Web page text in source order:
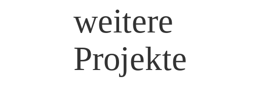
weitere
Projekte